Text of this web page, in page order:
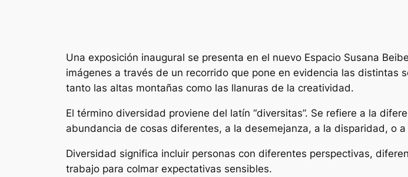
Una exposición inaugural se presenta en el nuevo Espacio Susana
imágenes a través de un recorrido que pone en evidencia las distintas
tanto las altas montañas como las llanuras de la creatividad.
El término diversidad proviene del latín “diversitas”. Se refiere a la
abundancia de cosas diferentes, a la desemejanza, a la disparidad, o
Diversidad significa incluir personas con diferentes perspectivas,
trabajo para colmar expectativas sensibles.